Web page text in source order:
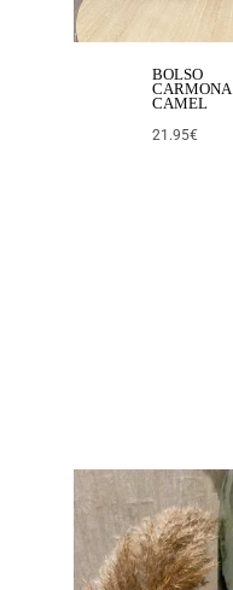
BOLSO
CARMONA
CAMEL
21.95€